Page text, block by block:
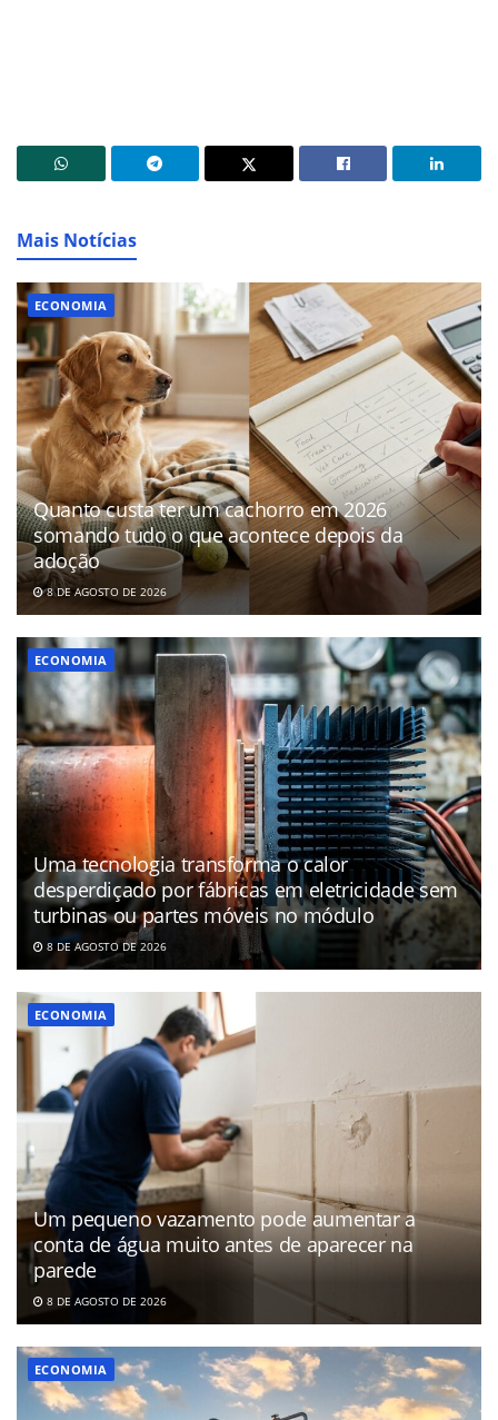
Mais Notícias
ECONOMIA
Quanto custa ter um cachorro em 2026
somando tudo o que acontece depois da
adoção
8 DE AGOSTO DE 2026
ECONOMIA
Uma tecnologia transforma o calor
desperdiçado por fábricas em eletricidade sem
turbinas ou partes móveis no módulo
8 DE AGOSTO DE 2026
ECONOMIA
Um pequeno vazamento pode aumentar a
conta de água muito antes de aparecer na
parede
8 DE AGOSTO DE 2026
ECONOMIA